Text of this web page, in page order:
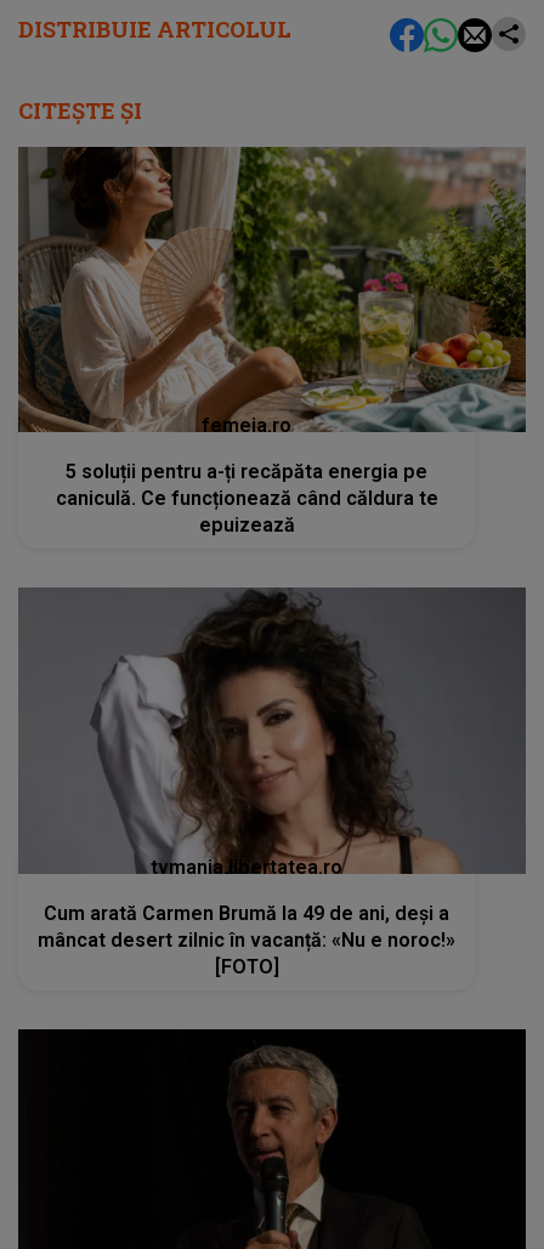
DISTRIBUIE ARTICOLUL
CITEȘTE ȘI
femeia.ro
5 soluții pentru a-ți recăpăta energia pe
caniculă. Ce funcționează când căldura te
epuizează
tvmania.libertatea.ro
Cum arată Carmen Brumă la 49 de ani, deși a
mâncat desert zilnic în vacanță: «Nu e noroc!»
[FOTO]